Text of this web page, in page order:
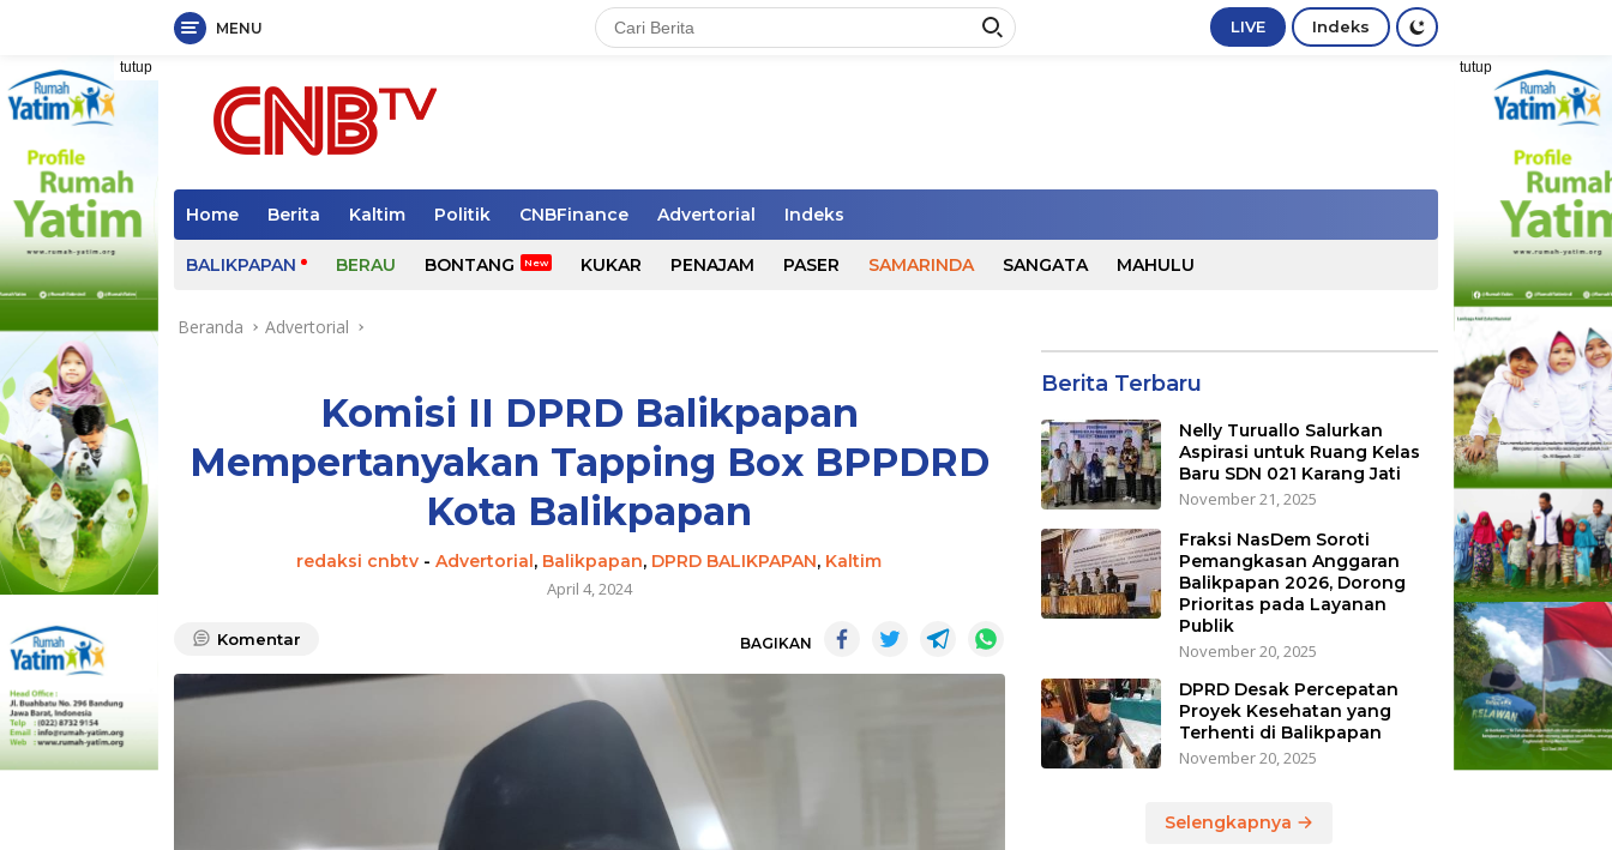
Langsung
ke
konten
MENU LIVE Indeks
tutup tutup
Home Berita Kaltim Politik CNBFinance Advertorial Indeks
BALIKPAPAN BERAU BONTANG KUKAR PENAJAM PASER SAMARINDA SANGATA MAHULU
Beranda Advertorial
Komisi II DPRD Balikpapan
Mempertanyakan Tapping Box BPPDRD
Kota Balikpapan
redaksi cnbtv -Advertorial, Balikpapan, DPRD BALIKPAPAN, Kaltim
April 4, 2024
Komentar BAGIKAN
Berita Terbaru
Nelly Turuallo Salurkan
Aspirasi untuk Ruang Kelas
Baru SDN 021 Karang Jati
November 21, 2025
Fraksi NasDem Soroti
Pemangkasan Anggaran
Balikpapan 2026, Dorong
Prioritas pada Layanan
Publik
November 20, 2025
DPRD Desak Percepatan
Proyek Kesehatan yang
Terhenti di Balikpapan
November 20, 2025
Selengkapnya